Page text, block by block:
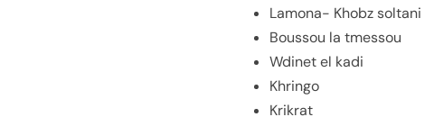
Lamona- Khobz soltani
Boussou la tmessou
Wdinet el kadi
Khringo
Krikrat